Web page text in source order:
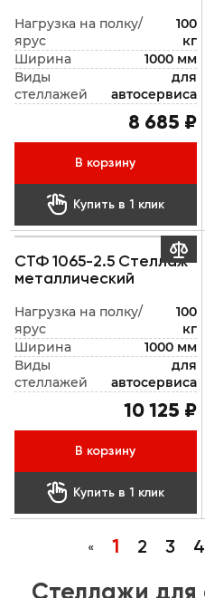
Нагрузка на полку/
ярус
100
кг
Ширина
1000 мм
Виды
стеллажей
для
автосервиса
8 685 ₽
В корзину
 Купить в 1 клик
СТФ 1065-2.5 Стеллаж
металлический
Нагрузка на полку/
ярус
100
кг
Ширина
1000 мм
Виды
стеллажей
для
автосервиса
10 125 ₽
В корзину
 Купить в 1 клик

« 1 2 3 4